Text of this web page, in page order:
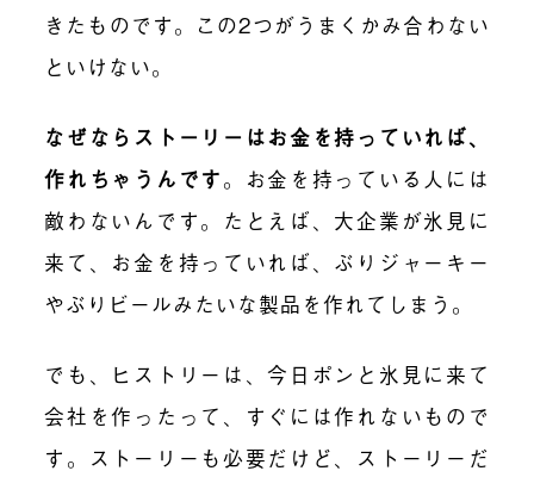
きたものです。この2つがうまくかみ合わない
といけない。
なぜならストーリーはお金を持っていれば、
作れちゃうんです。お金を持っている人には
敵わないんです。たとえば、大企業が氷見に
来て、お金を持っていれば、ぶりジャーキー
やぶりビールみたいな製品を作れてしまう。
でも、ヒストリーは、今日ポンと氷見に来て
会社を作ったって、すぐには作れないもので
す。ストーリーも必要だけど、ストーリーだ